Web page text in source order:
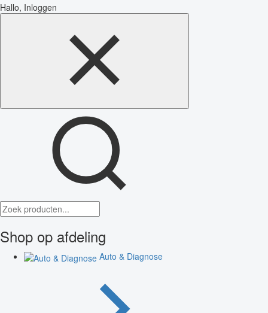
Hallo, Inloggen
Shop op afdeling
Auto & Diagnose